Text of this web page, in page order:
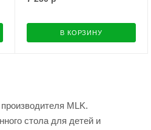
В КОРЗИНУ
MLK.
стола для детей и